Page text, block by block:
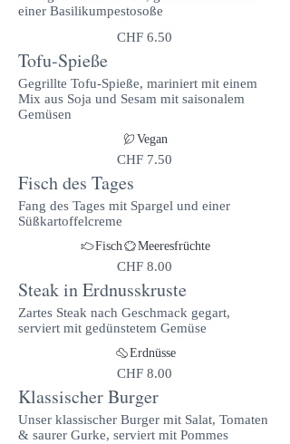
einer Basilikumpestosoße
CHF 6.50
Tofu-Spieße
Gegrillte Tofu-Spieße, mariniert mit einem
Mix aus Soja und Sesam mit saisonalem
Gemüsen
CHF 7.50
Vegan
Fisch des Tages
Fang des Tages mit Spargel und einer
Süßkartoffelcreme
CHF 8.00
Fisch Meeresfrüchte
Steak in Erdnusskruste
Zartes Steak nach Geschmack gegart,
serviert mit gedünstetem Gemüse
CHF 8.00
Erdnüsse
Klassischer Burger
Unser klassischer Burger mit Salat, Tomaten
& saurer Gurke, serviert mit Pommes